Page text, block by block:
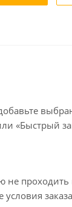
«Быстрый
не